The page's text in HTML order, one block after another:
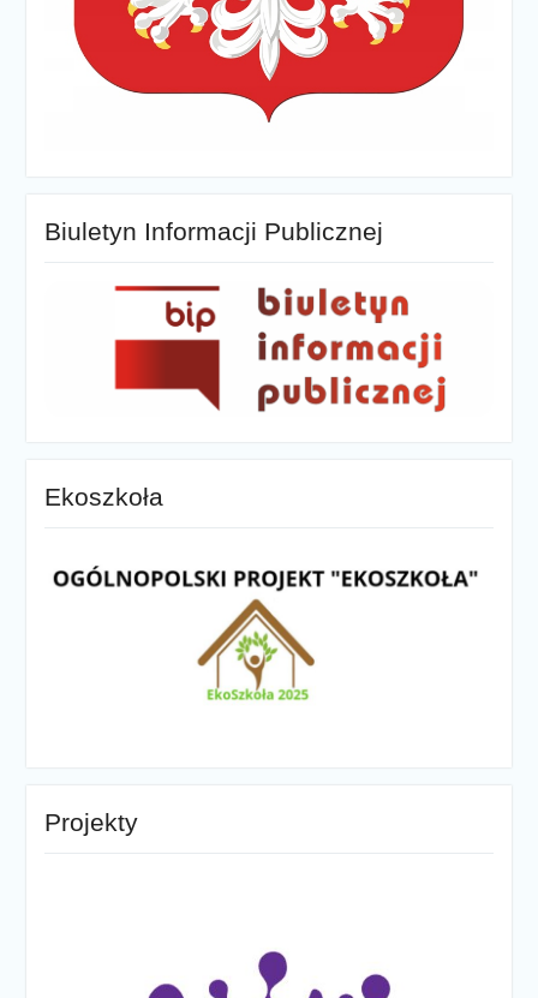
Biuletyn Informacji Publicznej
Ekoszkoła
Projekty